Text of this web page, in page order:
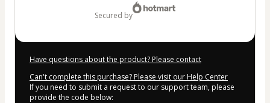
secured by
Have questions about the product? Please contact
Can't complete this purchase? Please visit our Help Center
If you need to submit a request to our support team, please
provide the code below: